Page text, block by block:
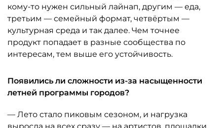
кому-то нужен сильный лайнап, другим — еда,
третьим — семейный формат, четвёртым —
культурная среда и так далее. Чем точнее
продукт попадает в разные сообщества по
интересам, тем выше его устойчивость.
Появились ли сложности из-за насыщенности
летней программы городов?
— Лето стало пиковым сезоном, и нагрузка